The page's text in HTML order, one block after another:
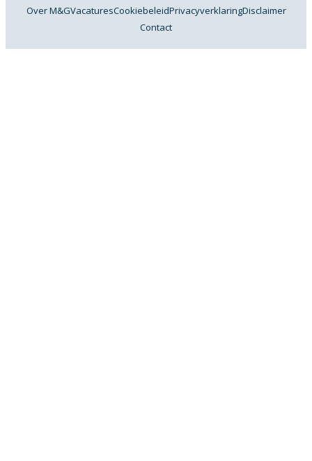
Over M&GVacaturesCookiebeleidPrivacyverklaringDisclaimer
Contact